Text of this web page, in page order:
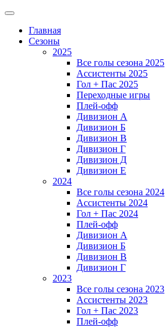
Главная
Сезоны
2025
Все голы сезона 2025
Ассистенты 2025
Гол + Пас 2025
Переходные игры
Плей-офф
Дивизион A
Дивизион Б
Дивизион В
Дивизион Г
Дивизион Д
Дивизион Е
2024
Все голы сезона 2024
Ассистенты 2024
Гол + Пас 2024
Плей-офф
Дивизион A
Дивизион Б
Дивизион В
Дивизион Г
2023
Все голы сезона 2023
Ассистенты 2023
Гол + Пас 2023
Плей-офф